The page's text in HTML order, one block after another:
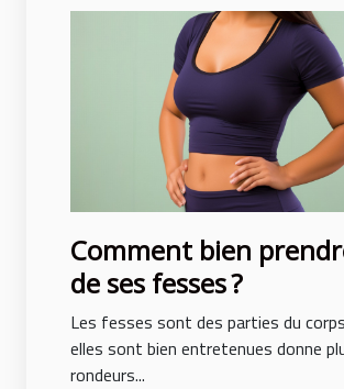
Comment bien
de ses fesses ?
Les fesses sont des parties du
elles sont bien entretenues donne
rondeurs...